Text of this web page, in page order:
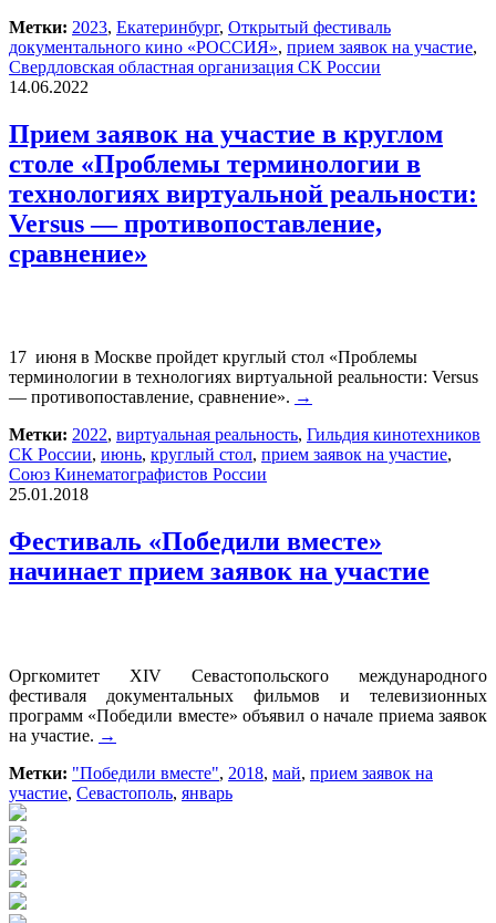
Метки: 2023, Екатеринбург, Открытый фестиваль
документального кино «РОССИЯ», прием заявок на участие,
Свердловская областная организация СК России
14.06.2022
Прием заявок на участие в круглом
столе «Проблемы терминологии в
технологиях виртуальной реальности:
Versus — противопоставление,
сравнение»
17 июня в Москве пройдет круглый стол «Проблемы
терминологии в технологиях виртуальной реальности: Versus
— противопоставление, сравнение». →
Метки: 2022, виртуальная реальность, Гильдия кинотехников
СК России, июнь, круглый стол, прием заявок на участие,
Союз Кинематографистов России
25.01.2018
Фестиваль «Победили вместе»
начинает прием заявок на участие
Оргкомитет XIV Севастопольского международного
фестиваля документальных фильмов и телевизионных
программ «Победили вместе» объявил о начале приема заявок
на участие. →
Метки: "Победили вместе", 2018, май, прием заявок на
участие, Севастополь, январь